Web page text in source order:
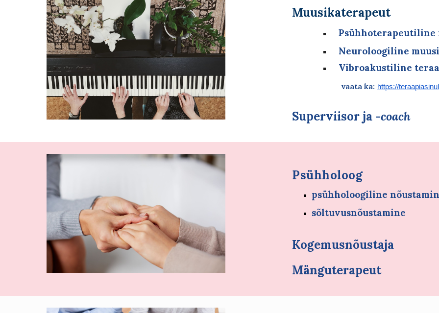
Muusikaterapeut
Neuroloogiline
Vibroakustiline
vaata ka: https://
Superviisor ja -coach
Psühholoog
psühholoogiline
sõltuvusnõustamine
Kogemusnõustaja
Mänguterapeut